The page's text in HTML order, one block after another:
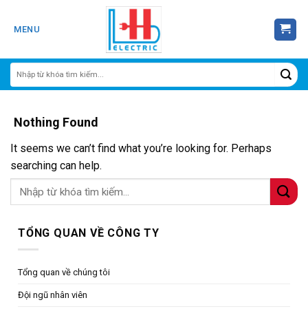
MENU
Nothing Found
It seems we can’t find what you’re looking for. Perhaps
searching can help.
TỔNG QUAN VỀ CÔNG TY
Tổng quan về chúng tôi
Đội ngũ nhân viên